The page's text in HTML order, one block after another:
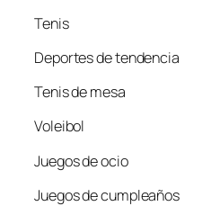
Tenis
Deportes de tendencia
Tenis de mesa
Voleibol
Juegos de ocio
Juegos de cumpleaños